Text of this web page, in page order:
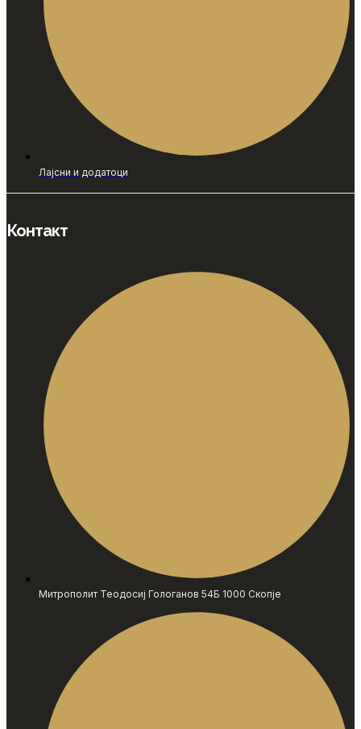
Лајсни и додатоци
Контакт
Митрополит Теодосиј Гологанов 54Б 1000 Скопје